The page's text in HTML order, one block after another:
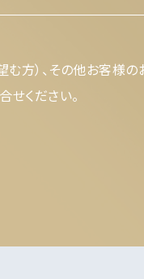
む方）、その他お客様
せください。